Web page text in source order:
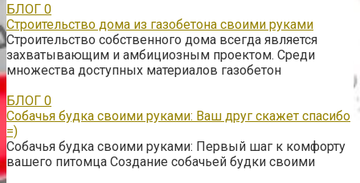
БЛОГ 0
Строительство дома из газобетона своими руками
Строительство собственного дома всегда является
захватывающим и амбициозным проектом. Среди
множества доступных материалов газобетон
БЛОГ 0
Собачья будка своими руками: Ваш друг скажет спасибо
=)
Собачья будка своими руками: Первый шаг к комфорту
вашего питомца Создание собачьей будки своими